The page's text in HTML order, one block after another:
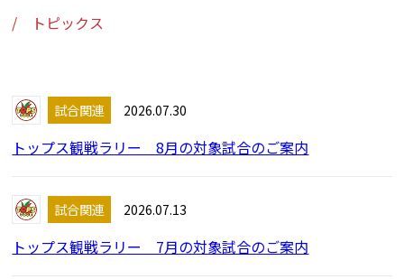
/ トピックス
試合関連 2026.07.30
トップス観戦ラリー 8月の対象試合のご案内
試合関連 2026.07.13
トップス観戦ラリー 7月の対象試合のご案内